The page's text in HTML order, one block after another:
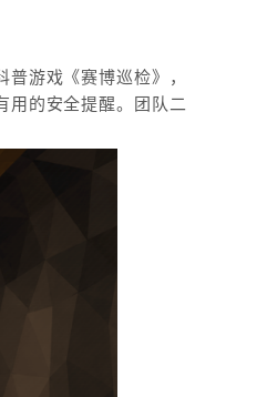
游戏《赛博巡检》，
用的安全提醒。团队二